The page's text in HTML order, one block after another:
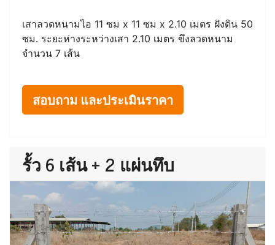
เสาลวดหนามไอ 11 ซม x 11 ซม x 2.10 เมตร ฝังดิน 50
ซม. ระยะห่างระหว่างเสา 2.10 เมตร ขึงลวดหนาม
จำนวน 7 เส้น
สอบถาม และประเมินราคา
รั้ว 6 เส้น + 2 แผ่นทึบ